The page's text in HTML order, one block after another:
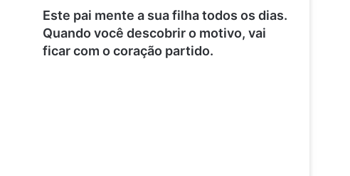
Este pai mente a sua filha todos os dias.
Quando você descobrir o motivo, vai
ficar com o coração partido.